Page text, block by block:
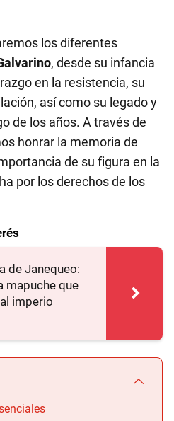
los diferentes
, desde su infancia
en la resistencia, su
así como su legado y
de los años. A través de
honrar la memoria de
de su figura en la
por los derechos de los
de Janequeo:
mapuche que
imperio